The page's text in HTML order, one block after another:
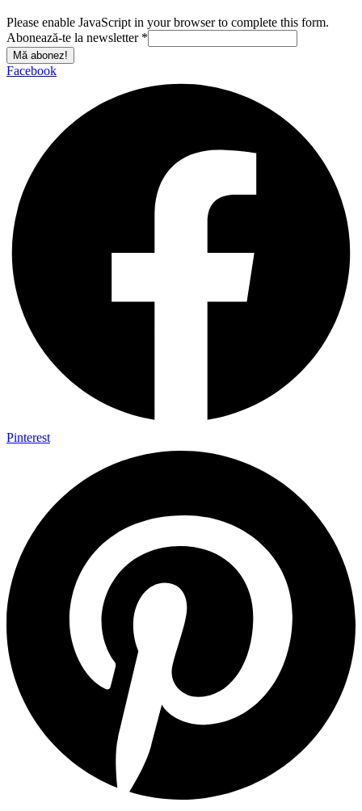
Please enable JavaScript in your browser to complete this form.
Abonează-te la newsletter *
Mă abonez!
Facebook
Pinterest